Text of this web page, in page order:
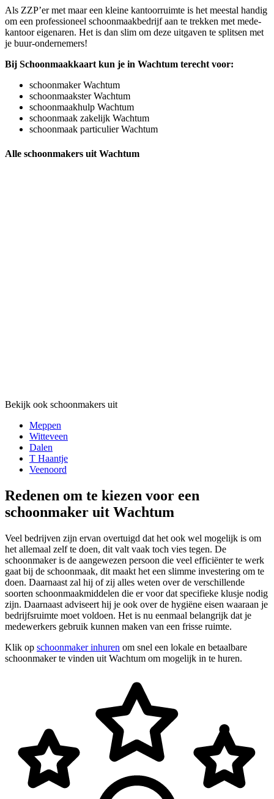
Als ZZP’er met maar een kleine kantoorruimte is het meestal handig
om een professioneel schoonmaakbedrijf aan te trekken met mede-
kantoor eigenaren. Het is dan slim om deze uitgaven te splitsen met
je buur-ondernemers!
Bij Schoonmaakkaart kun je in Wachtum terecht voor:
schoonmaker Wachtum
schoonmaakster Wachtum
schoonmaakhulp Wachtum
schoonmaak zakelijk Wachtum
schoonmaak particulier Wachtum
Alle schoonmakers uit Wachtum
Bekijk ook schoonmakers uit
Meppen
Witteveen
Dalen
T Haantje
Veenoord
Redenen om te kiezen voor een
schoonmaker uit Wachtum
Veel bedrijven zijn ervan overtuigd dat het ook wel mogelijk is om
het allemaal zelf te doen, dit valt vaak toch vies tegen. De
schoonmaker is de aangewezen persoon die veel efficiënter te werk
gaat bij de schoonmaak, dit maakt het een slimme investering om te
doen. Daarnaast zal hij of zij alles weten over de verschillende
soorten schoonmaakmiddelen die er voor dat specifieke klusje nodig
zijn. Daarnaast adviseert hij je ook over de hygiëne eisen waaraan je
bedrijfsruimte moet voldoen. Het is nu eenmaal belangrijk dat je
medewerkers gebruik kunnen maken van een frisse ruimte.
Klik op schoonmaker inhuren om snel een lokale en betaalbare
schoonmaker te vinden uit Wachtum om mogelijk in te huren.